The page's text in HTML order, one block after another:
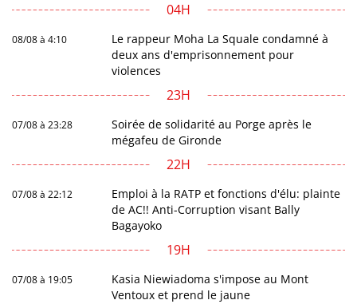
04H
08/08 à 4:10
Le rappeur Moha La Squale condamné à
deux ans d'emprisonnement pour
violences
23H
07/08 à 23:28
Soirée de solidarité au Porge après le
mégafeu de Gironde
22H
07/08 à 22:12
Emploi à la RATP et fonctions d'élu: plainte
de AC!! Anti-Corruption visant Bally
Bagayoko
19H
07/08 à 19:05
Kasia Niewiadoma s'impose au Mont
Ventoux et prend le jaune